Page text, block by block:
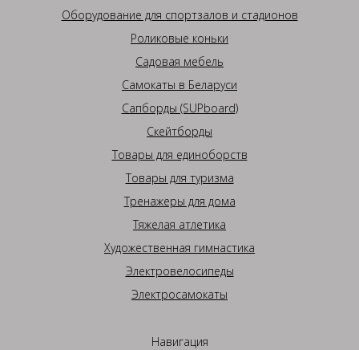
Оборудование для спортзалов и стадионов
Роликовые коньки
Садовая мебель
Самокаты в Беларуси
Сапборды (SUPboard)
Скейтборды
Товары для единоборств
Товары для туризма
Тренажеры для дома
Тяжелая атлетика
Художественная гимнастика
Электровелосипеды
Электросамокаты
Навигация